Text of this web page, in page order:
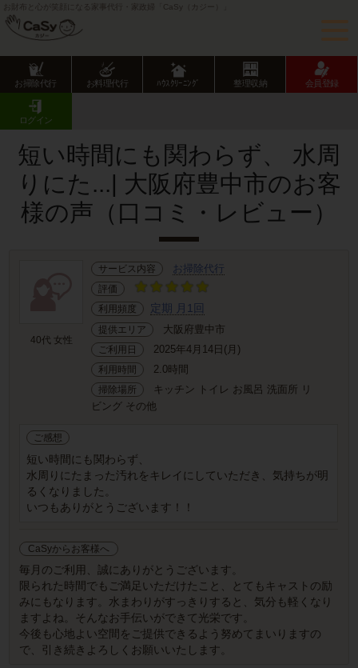
お財布と心が笑顔になる家事代行・家政婦「CaSy（カジー）」
お掃除代行 お料理代行 ﾊｳｽｸﾘｰﾆﾝｸﾞ 整理収納 会員登録
ログイン
CaSy TOP
お客様の声･口コミ詳細
短い時間にも関わらず、 水周
りにた...| 大阪府豊中市のお客
様の声（口コミ・レビュー）
40代 女性
サービス内容 お掃除代行
評価
利用頻度
定期 月1回
提供エリア 大阪府豊中市
ご利用日 2025年4月14日(月)
利用時間 2.0時間
掃除場所
キッチン トイレ お風呂 洗面所 リ
ビング その他
ご感想
短い時間にも関わらず、
水周りにたまった汚れをキレイにしていただき、気持ちが明
るくなりました。
いつもありがとうございます！！
CaSyからお客様へ
毎月のご利用、誠にありがとうございます。
限られた時間でもご満足いただけたこと、とてもキャストの励
みにもなります。水まわりがすっきりすると、気分も軽くなり
ますよね。そんなお手伝いができて光栄です。
今後も心地よい空間をご提供できるよう努めてまいりますの
で、引き続きよろしくお願いいたします。